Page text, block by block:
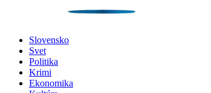
Slovensko
Svet
Politika
Krimi
Ekonomika